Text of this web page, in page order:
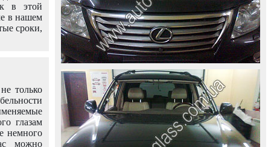
в этой
в нашем
сроки,
только
глазам
немного
можно